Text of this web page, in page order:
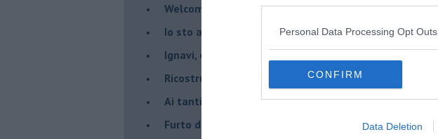
Personal Data Processing Opt Outs
CONFIRM
Data Deletion
Welcome to America
​Io sto ancora con gli indiani
​Ignavi, opportunisti e codardi
Ricostruire una identità distrutta
Ai tanti, troppi, silenzi.
​Furto di umanità